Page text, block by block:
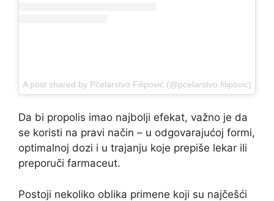
A post shared by Pčelarstvo Filipović (@pcelarstvo.filipovic)
Da bi propolis imao najbolji efekat, važno je da
se koristi na pravi način – u odgovarajućoj formi,
optimalnoj dozi i u trajanju koje prepiše lekar ili
preporuči farmaceut.
Postoji nekoliko oblika primene koji su najčešći